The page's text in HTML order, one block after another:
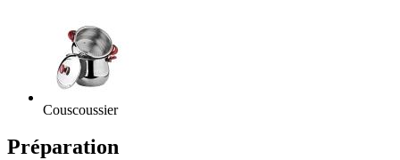
Couscoussier
Préparation